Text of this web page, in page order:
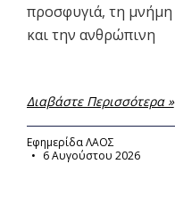
προσφυγιά, τη μνήμη
και την ανθρώπινη
Διαβάστε Περισσότερα »
Εφημερίδα ΛΑΟΣ
6 Αυγούστου 2026